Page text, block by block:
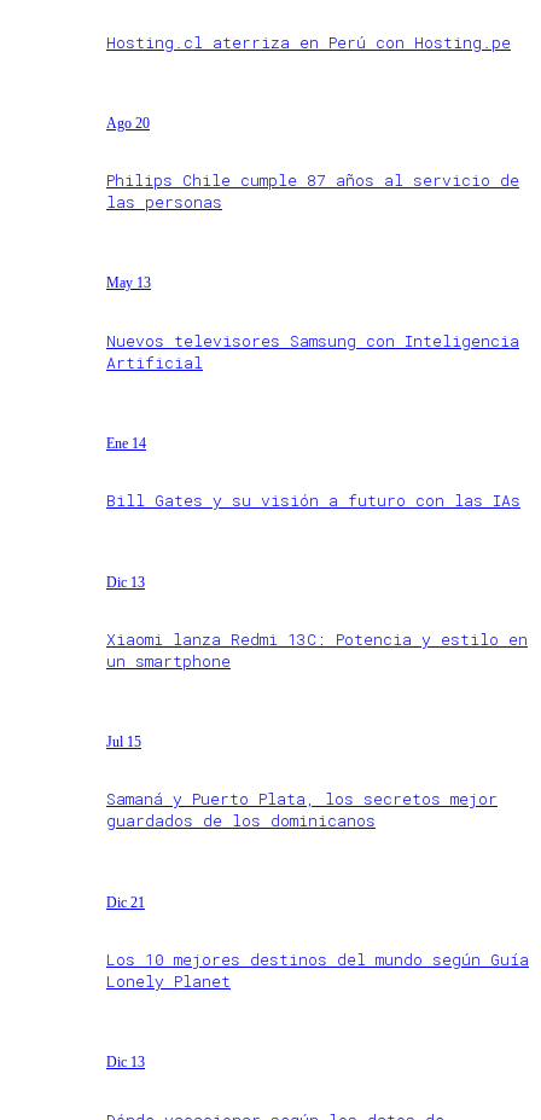
Hosting.cl aterriza en Perú con Hosting.pe
Ago 20
Philips Chile cumple 87 años al servicio de
las personas
May 13
Nuevos televisores Samsung con Inteligencia
Artificial
Ene 14
Bill Gates y su visión a futuro con las IAs
Dic 13
Xiaomi lanza Redmi 13C: Potencia y estilo en
un smartphone
Jul 15
Samaná y Puerto Plata, los secretos mejor
guardados de los dominicanos
Dic 21
Los 10 mejores destinos del mundo según Guía
Lonely Planet
Dic 13